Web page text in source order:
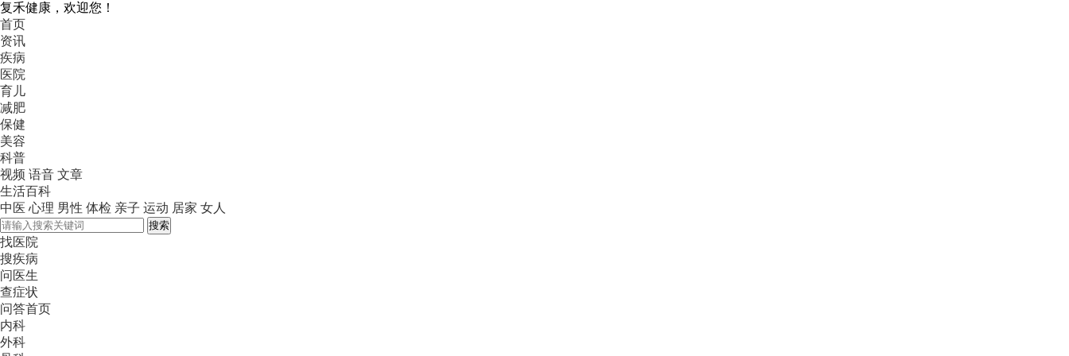
复禾健康，欢迎您！
首页
资讯
疾病
医院
育儿
减肥
保健
美容
科普
视频 语音 文章
生活百科
中医 心理 男性 体检 亲子 运动 居家 女人
搜索
找医院
搜疾病
问医生
查症状
问答首页
内科
外科